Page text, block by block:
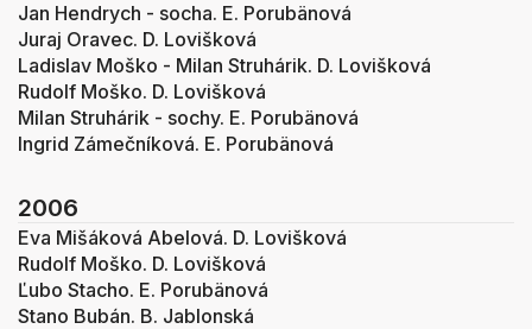
Jan Hendrych - socha. E. Porubänová
Juraj Oravec. D. Lovišková
Ladislav Moško - Milan Struhárik. D. Lovišková
Rudolf Moško. D. Lovišková
Milan Struhárik - sochy. E. Porubänová
Ingrid Zámečníková. E. Porubänová
2006
Eva Mišáková Abelová. D. Lovišková
Rudolf Moško. D. Lovišková
Ľubo Stacho. E. Porubänová
Stano Bubán. B. Jablonská